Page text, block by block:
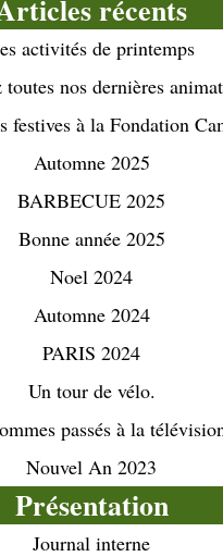
récents
activités de printemps
nos dernières
festives à la Fondation
Automne 2025
BARBECUE 2025
Bonne année 2025
Noel 2024
Automne 2024
PARIS 2024
Un tour de vélo.
passés à la
Nouvel An 2023
Présentation
Journal interne